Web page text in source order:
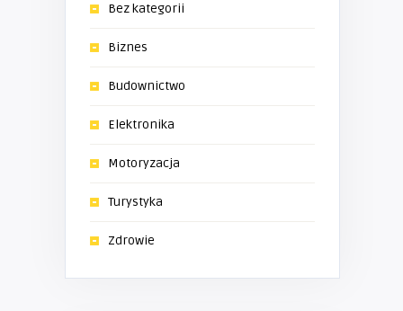
Bez kategorii
Biznes
Budownictwo
Elektronika
Motoryzacja
Turystyka
Zdrowie